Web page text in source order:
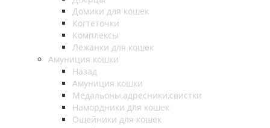
Домики для кошек
Когтеточки
Комплексы
Лежанки для кошек
Амуниция кошки
Назад
Амуниция кошки
Медальоны,адресники,свистки
Намордники для кошек
Ошейники для кошек